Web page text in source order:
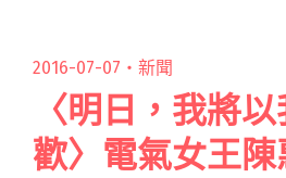
2016-07-07・ 新聞
〈明日，我將
歡〉電氣女王